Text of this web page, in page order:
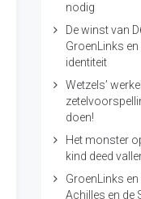
nodig
De winst van
GroenLinks
identiteit
Wetzels’
doen!
Het monster
kind deed
GroenLinks
Achilles en de